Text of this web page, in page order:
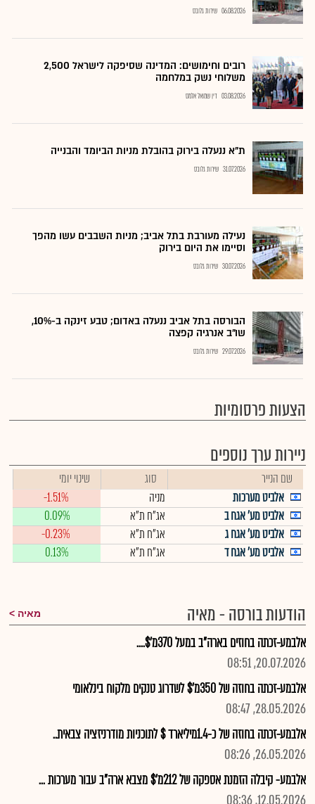
06.08.2026 שירות גלובס
רובים וחימושים: המדינה שסיפקה לישראל 2,500
משלוחי נשק במלחמה
03.08.2026 דין שמואל אלמס
ת"א ננעלה בירוק בהובלת מניות הביומד והבנייה
31.07.2026 שירות גלובס
נעילה מעורבת בתל אביב; מניות השבבים עשו מהפך
וסיימו את היום בירוק
30.07.2026 שירות גלובס
הבורסה בתל אביב ננעלה באדום; טבע זינקה ב-10%,
שו"ב אנרגיה קפצה
29.07.2026 שירות גלובס
הצעות פרסומיות
ניירות ערך נוספים
שם הנייר סוג
שינוי יומי
אלביט מערכות
מניה
-1.51%
אלביט מע' אגח ב
אג"ח ת"א
0.09%
אלביט מע' אגח ג
אג"ח ת"א
-0.23%
אלביט מע' אגח ד
אג"ח ת"א 0.13%
הודעות בורסה - מאיה מאיה
אלבמע-זכתה בחוזים בארה"ב במעל 370מ'$....
20.07.2026, 08:51
אלבמע-זכתה בחוזה של 350מ'$ לשדרוג טנקים מלקוח בינלאומי
28.05.2026, 08:47
אלבמע-זכתה בחוזה של כ-1.4מיליארד $ לתוכניות מודרניזציה צבאית..
26.05.2026, 08:26
אלבמע- קיבלה הזמנת אספקה של 212מ'$ מצבא ארה"ב עבור מערכות ...